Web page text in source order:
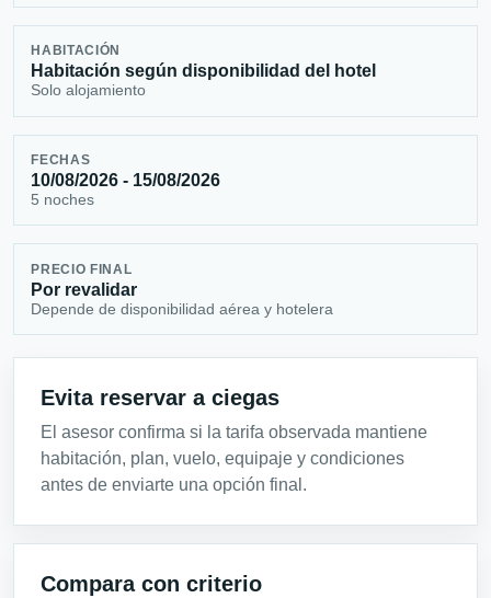
HABITACIÓN
Habitación según disponibilidad del hotel
Solo alojamiento
FECHAS
10/08/2026 - 15/08/2026
5 noches
PRECIO FINAL
Por revalidar
Depende de disponibilidad aérea y hotelera
Evita reservar a ciegas
El asesor confirma si la tarifa observada mantiene
habitación, plan, vuelo, equipaje y condiciones
antes de enviarte una opción final.
Compara con criterio